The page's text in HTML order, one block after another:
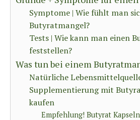
Symptome | Wie fühlt man
Butyratmangel?
Tests | Wie kann man einen
feststellen?
Was tun bei einem
Natürliche
Supplementierung mit
kaufen
Empfehlung! Butyrat